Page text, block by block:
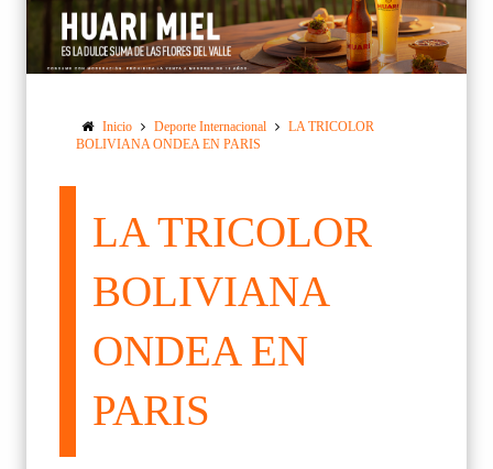
Inicio Deporte Internacional
LA TRICOLOR
BOLIVIANA ONDEA EN PARIS
LA TRICOLOR
BOLIVIANA
ONDEA EN
PARIS